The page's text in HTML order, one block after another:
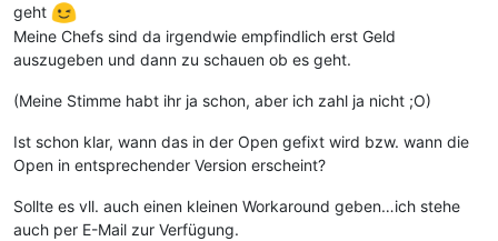
geht
Meine Chefs sind da irgendwie empfindlich erst Geld
auszugeben und dann zu schauen ob es geht.
(Meine Stimme habt ihr ja schon, aber ich zahl ja nicht ;O)
Ist schon klar, wann das in der Open gefixt wird bzw. wann die
Open in entsprechender Version erscheint?
Sollte es vll. auch einen kleinen Workaround geben…ich stehe
auch per E-Mail zur Verfügung.